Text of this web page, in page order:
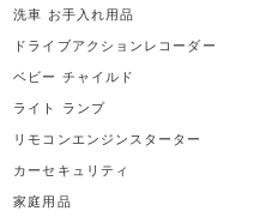
洗車 お手入れ用品
ドライブアクションレコーダー
ベビー チャイルド
ライト ランプ
リモコンエンジンスターター
カーセキュリティ
家庭用品